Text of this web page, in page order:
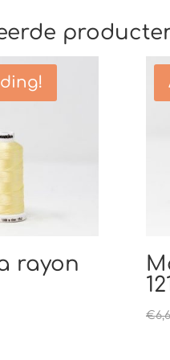
rayon
€